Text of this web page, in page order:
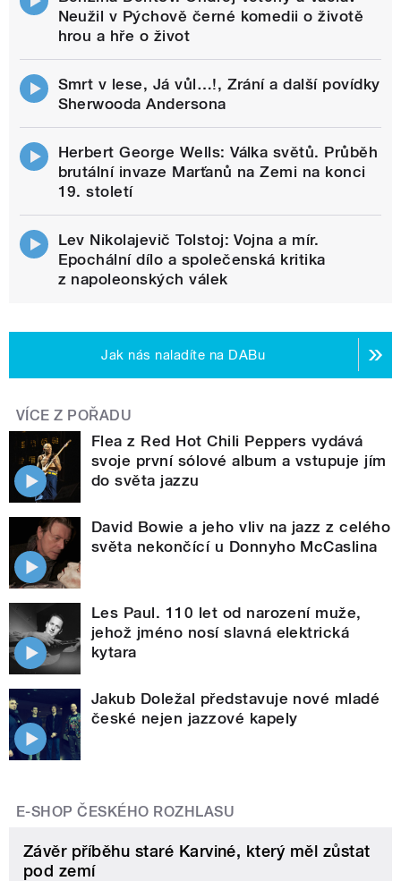
Neužil v Pýchově černé komedii o životě
hrou a hře o život
Smrt v lese, Já vůl…!, Zrání a další povídky
Sherwooda Andersona
Herbert George Wells: Válka světů. Průběh
brutální invaze Marťanů na Zemi na konci
19. století
Lev Nikolajevič Tolstoj: Vojna a mír.
Epochální dílo a společenská kritika
z napoleonských válek
Jak nás naladíte na DABu
VÍCE Z POŘADU
Flea z Red Hot Chili Peppers vydává
svoje první sólové album a vstupuje jím
do světa jazzu
David Bowie a jeho vliv na jazz z celého
světa nekončící u Donnyho McCaslina
Les Paul. 110 let od narození muže,
jehož jméno nosí slavná elektrická
kytara
Jakub Doležal představuje nové mladé
české nejen jazzové kapely
E-SHOP ČESKÉHO ROZHLASU
Závěr příběhu staré Karviné, který měl zůstat
pod zemí